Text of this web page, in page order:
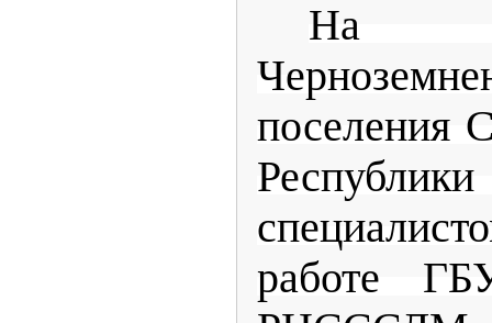
На
поселения
работе